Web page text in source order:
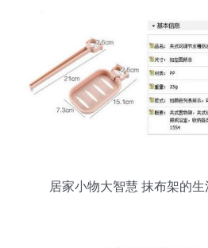
居家小物大智慧 抹布架的